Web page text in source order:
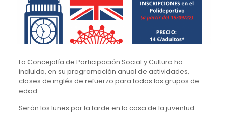
La Concejalía de Participación Social y Cultura ha
incluido, en su programación anual de actividades,
clases de inglés de refuerzo para todos los grupos de
edad.
Serán los lunes por la tarde en la casa de la juventud